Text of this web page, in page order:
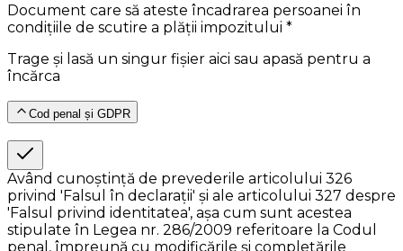
Document care să ateste încadrarea persoanei în
condițiile de scutire a plății impozitului *
Trage și lasă un singur fișier aici sau apasă pentru a
încărca
Cod penal și GDPR
Având cunoștință de prevederile articolului 326
privind 'Falsul în declarații' și ale articolului 327 despre
'Falsul privind identitatea', așa cum sunt acestea
stipulate în Legea nr. 286/2009 referitoare la Codul
penal, împreună cu modificările și completările